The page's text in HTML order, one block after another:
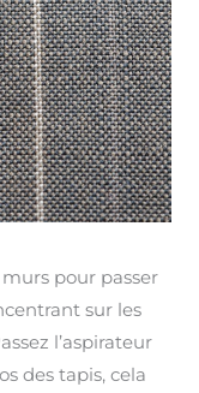
pour passer
sur les
l’aspirateur
des tapis, cela